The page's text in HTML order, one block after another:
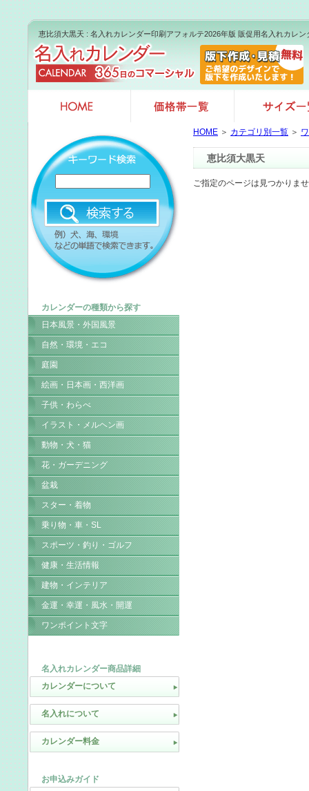
恵比須大黒天 : 名入れカレンダー印刷アフォルテ2026年版 販促用名入れカレン
カレンダーの種類から探す
日本風景・外国風景
自然・環境・エコ
庭園
絵画・日本画・西洋画
子供・わらべ
イラスト・メルヘン画
動物・犬・猫
花・ガーデニング
盆栽
スター・着物
乗り物・車・SL
スポーツ・釣り・ゴルフ
健康・生活情報
建物・インテリア
金運・幸運・風水・開運
ワンポイント文字
名入れカレンダー商品詳細
カレンダーについて
名入れについて
カレンダー料金
お申込みガイド
HOME ＞ カテゴリ別一覧 ＞
恵比須大黒天
ご指定のページは見つかりま